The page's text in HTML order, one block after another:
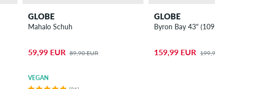
GLOBE
Mahalo Schuh
59,99 EUR 89,90 EUR
VEGAN
GLOBE
Byron Bay 43" (109,2cm) Cruiser
159,99 EUR 199,99 EUR